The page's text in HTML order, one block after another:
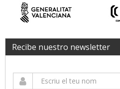
Recibe nuestro newsletter